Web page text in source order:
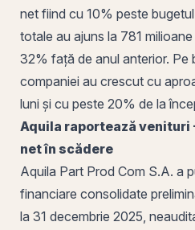
net fiind cu 10% peste
totale au ajuns la 781
32% față de anul anterior. Pe
companiei au crescut cu
luni și cu peste 20% de la
Aquila raportează venituri
net în scădere
Aquila Part Prod Com S.A. a
financiare consolidate
la 31 decembrie 2025,